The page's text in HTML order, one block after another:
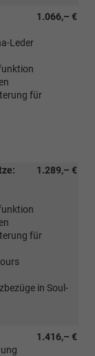
1.066,– €
Leder
für
1.289,– €
für
in Soul-
1.416,– €